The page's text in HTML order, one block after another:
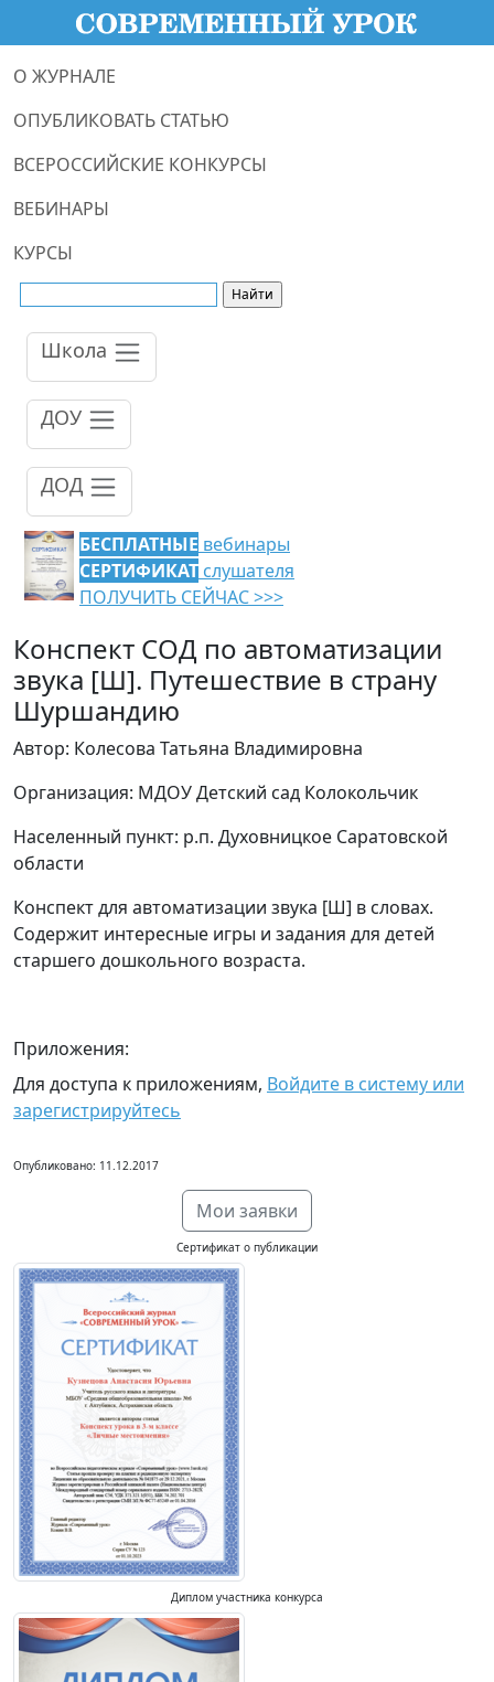
О ЖУРНАЛЕ
ОПУБЛИКОВАТЬ СТАТЬЮ
ВСЕРОССИЙСКИЕ КОНКУРСЫ
ВЕБИНАРЫ
КУРСЫ
Школа
ДОУ
ДОД
БЕСПЛАТНЫЕ вебинары
СЕРТИФИКАТ слушателя
ПОЛУЧИТЬ СЕЙЧАС >>>
Конспект СОД по автоматизации
звука [Ш]. Путешествие в страну
Шуршандию
Автор: Колесова Татьяна Владимировна
Организация: МДОУ Детский сад Колокольчик
Населенный пункт: р.п. Духовницкое Саратовской
области
Конспект для автоматизации звука [Ш] в словах.
Содержит интересные игры и задания для детей
старшего дошкольного возраста.
Приложения:
Для доступа к приложениям, Войдите в систему или
зарегистрируйтесь
Опубликовано: 11.12.2017
Мои заявки
Сертификат о публикации
Диплом участника конкурса